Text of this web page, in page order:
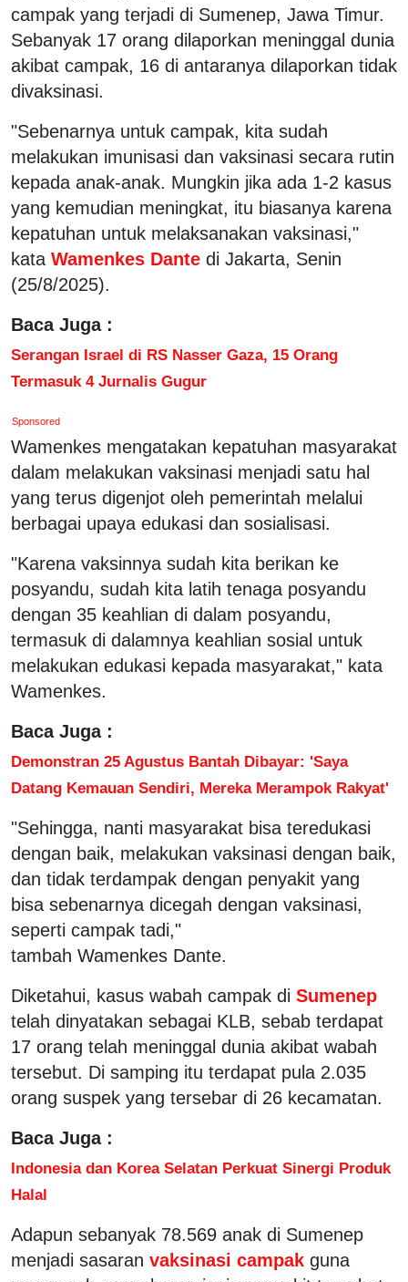
campak yang terjadi di Sumenep, Jawa Timur.
Sebanyak 17 orang dilaporkan meninggal dunia
akibat campak, 16 di antaranya dilaporkan tidak
divaksinasi.
"Sebenarnya untuk campak, kita sudah
melakukan imunisasi dan vaksinasi secara rutin
kepada anak-anak. Mungkin jika ada 1-2 kasus
yang kemudian meningkat, itu biasanya karena
kepatuhan untuk melaksanakan vaksinasi,"
kata Wamenkes Dante di Jakarta, Senin
(25/8/2025).
Baca Juga :
Serangan Israel di RS Nasser Gaza, 15 Orang
Termasuk 4 Jurnalis Gugur
Sponsored
Wamenkes mengatakan kepatuhan masyarakat
dalam melakukan vaksinasi menjadi satu hal
yang terus digenjot oleh pemerintah melalui
berbagai upaya edukasi dan sosialisasi.
"Karena vaksinnya sudah kita berikan ke
posyandu, sudah kita latih tenaga posyandu
dengan 35 keahlian di dalam posyandu,
termasuk di dalamnya keahlian sosial untuk
melakukan edukasi kepada masyarakat," kata
Wamenkes.
Baca Juga :
Demonstran 25 Agustus Bantah Dibayar: 'Saya
Datang Kemauan Sendiri, Mereka Merampok Rakyat'
"Sehingga, nanti masyarakat bisa teredukasi
dengan baik, melakukan vaksinasi dengan baik,
dan tidak terdampak dengan penyakit yang
bisa sebenarnya dicegah dengan vaksinasi,
seperti campak tadi,"
tambah Wamenkes Dante.
Diketahui, kasus wabah campak di Sumenep
telah dinyatakan sebagai KLB, sebab terdapat
17 orang telah meninggal dunia akibat wabah
tersebut. Di samping itu terdapat pula 2.035
orang suspek yang tersebar di 26 kecamatan.
Baca Juga :
Indonesia dan Korea Selatan Perkuat Sinergi Produk
Halal
Adapun sebanyak 78.569 anak di Sumenep
menjadi sasaran vaksinasi campak guna